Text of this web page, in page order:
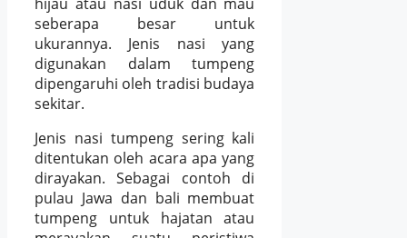
seberapa besar untuk
ukurannya. Jenis nasi yang
digunakan dalam tumpeng
dipengaruhi oleh tradisi budaya
sekitar.
Jenis nasi tumpeng sering kali
ditentukan oleh acara apa yang
dirayakan. Sebagai contoh di
pulau Jawa dan bali membuat
tumpeng untuk hajatan atau